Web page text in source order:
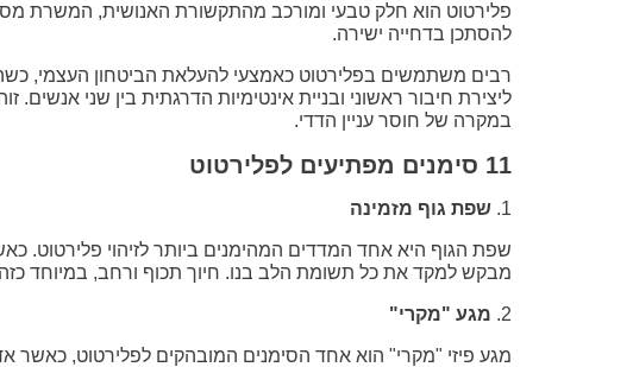
פלירטוט הוא חלק טבעי ומורכב מהתקשורת האנושית, המשרת
להסתכן בדחייה ישירה.
רבים משתמשים בפלירטוט כאמצעי להעלאת הביטחון העצמי,
ליצירת חיבור ראשוני ובניית אינטימיות הדרגתית בין שני
במקרה של חוסר עניין הדדי.
11 סימנים מפתיעים לפלירטוט
1. שפת גוף מזמינה
שפת הגוף היא אחד המדדים המהימנים ביותר לזיהוי פלירטוט.
מבקש למקד את כל תשומת הלב בנו. חיוך תכוף ורחב, במיוחד כזה
2. מגע "מקרי"
מגע פיזי "מקרי" הוא אחד הסימנים המובהקים לפלירטוט, כאשר